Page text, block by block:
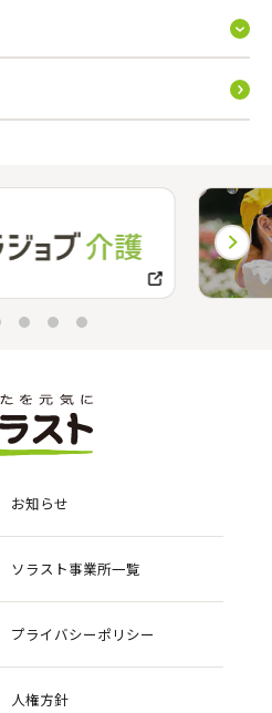
お知らせ
ソラスト事業所一覧
プライバシーポリシー
人権方針